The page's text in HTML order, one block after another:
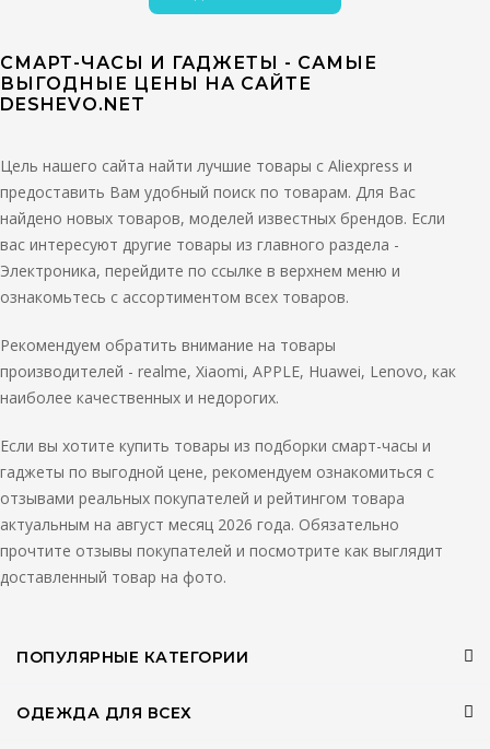
СМАРТ-ЧАСЫ И ГАДЖЕТЫ - САМЫЕ
ВЫГОДНЫЕ ЦЕНЫ НА САЙТЕ
DESHEVO.NET
Цель нашего сайта найти лучшие товары с Aliexpress и
предоставить Вам удобный поиск по товарам. Для Вас
найдено новых товаров, моделей известных брендов. Если
вас интересуют другие товары из главного раздела -
Электроника, перейдите по ссылке в верхнем меню и
ознакомьтесь с ассортиментом всех товаров.
Рекомендуем обратить внимание на товары
производителей - realme, Xiaomi, APPLE, Huawei, Lenovo, как
наиболее качественных и недорогих.
Если вы хотите купить товары из подборки смарт-часы и
гаджеты по выгодной цене, рекомендуем ознакомиться с
отзывами реальных покупателей и рейтингом товара
актуальным на август месяц 2026 года. Обязательно
прочтите отзывы покупателей и посмотрите как выглядит
доставленный товар на фото.
ПОПУЛЯРНЫЕ КАТЕГОРИИ
ОДЕЖДА ДЛЯ ВСЕХ